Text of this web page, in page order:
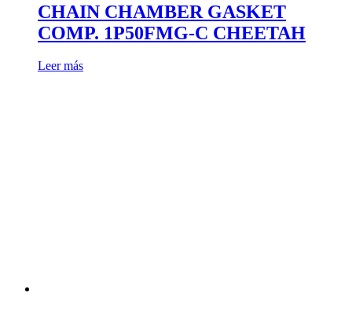
CHAIN CHAMBER GASKET
COMP. 1P50FMG-C CHEETAH
Leer más